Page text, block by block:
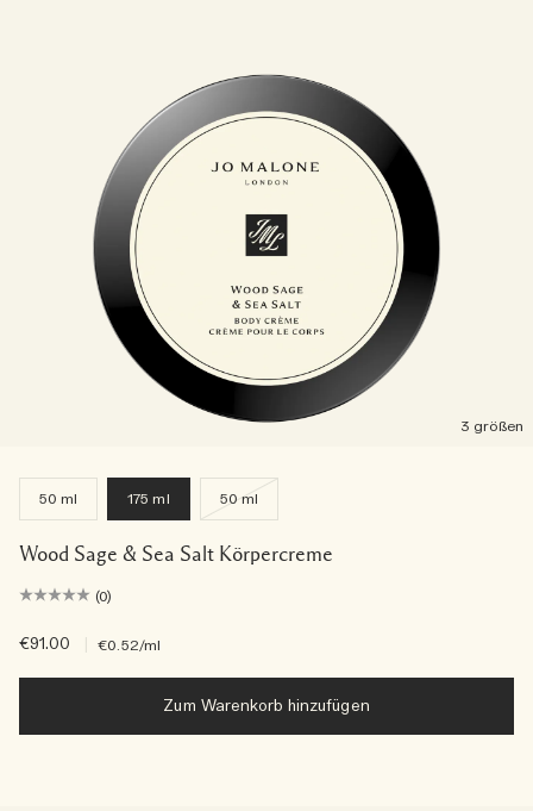
3 größen
50 ml 175 ml 50 ml
Wood Sage & Sea Salt Körpercreme
(0)
€91.00 €0.52/ml
Zum Warenkorb hinzufügen